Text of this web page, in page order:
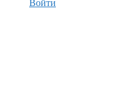
Войти